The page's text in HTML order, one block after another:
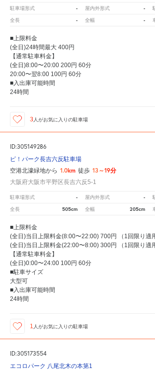
駐車場形式 - 屋内外形式 -
全長 - 全幅 -
■上限料金
(全日)24時間最大 400円
【通常駐車料金】
(全日)8:00〜20:00 200円 60分
20:00〜翌8:00 100円 60分
■入出庫可能時間
24時間
3人がお気に入りの駐車場
ID:305149286
ピ！パーク長吉六反駐車場
空港北濠緑地から 1.0km 徒歩 13～19分
大阪府大阪市平野区長吉六反5-1
駐車場形式 - 屋内外形式 -
全長 505cm 全幅 205cm
■上限料金
(全日)当日上限料金(8:00〜22:00) 700円 （1回限り適
(全日)当日上限料金(22:00〜8:00) 300円 （1回限り適
【通常駐車料金】
(全日)0:00〜24:00 100円 60分
■駐車サイズ
大型可
■入出庫可能時間
24時間
1 人がお気に入りの駐車場
ID:305173554
エコロパーク 八尾北木の本第1